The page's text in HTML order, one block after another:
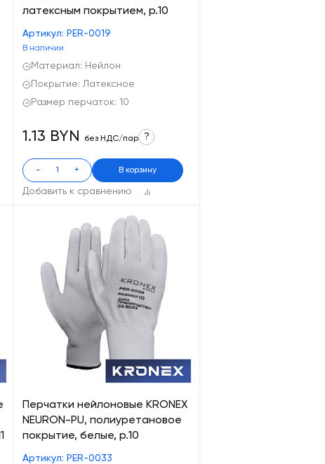
латексным покрытием, р.10
Артикул: PER-0019
В наличии
Материал: Нейлон
Покрытие: Латексное
Размер перчаток: 10
Добавить к сравнению
1.13 BYN без НДС/пар ?
- + В корзину
Перчатки нейлоновые KRONEX
NEURON-PU, полиуретановое
покрытие, белые, р.10
Артикул: PER-0033